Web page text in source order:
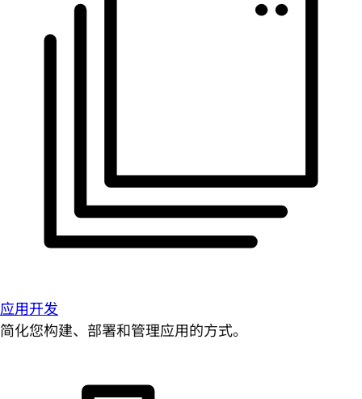
应用开发
简化您构建、部署和管理应用的方式。